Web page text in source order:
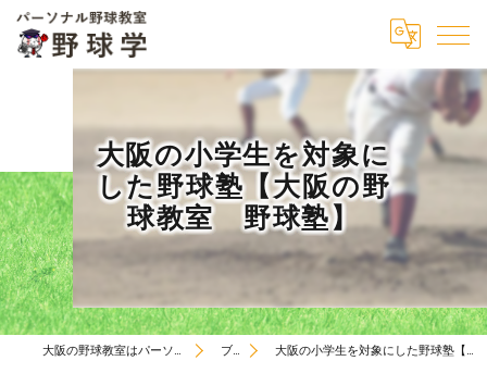
大阪の小学生を対象に
した野球塾【大阪の野
球教室 野球塾】
大阪の野球教室はパーソナル野球教室 野球学 ブログ 大阪の小学生を対象にした野球塾【大阪の野球教室 野球塾】